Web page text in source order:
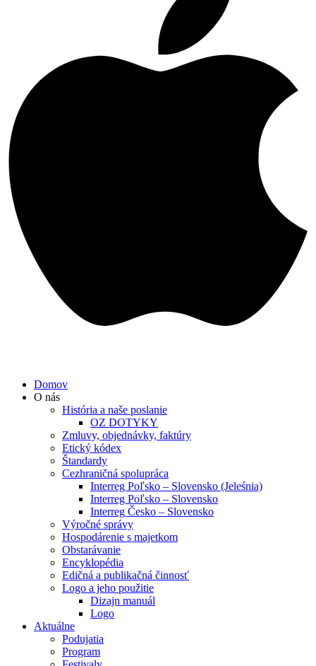
Domov
O nás
História a naše poslanie
OZ DOTYKY
Zmluvy, objednávky, faktúry
Etický kódex
Štandardy
Cezhraničná spolupráca
Interreg Poľsko – Slovensko (Jeleśnia)
Interreg Poľsko – Slovensko
Interreg Česko – Slovensko
Výročné správy
Hospodárenie s majetkom
Obstarávanie
Encyklopédia
Edičná a publikačná činnosť
Logo a jeho použitie
Dizajn manuál
Logo
Aktuálne
Podujatia
Program